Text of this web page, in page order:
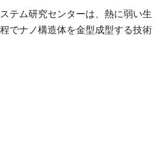
テム研究センターは、熱に弱い生
でナノ構造体を金型成型する技術